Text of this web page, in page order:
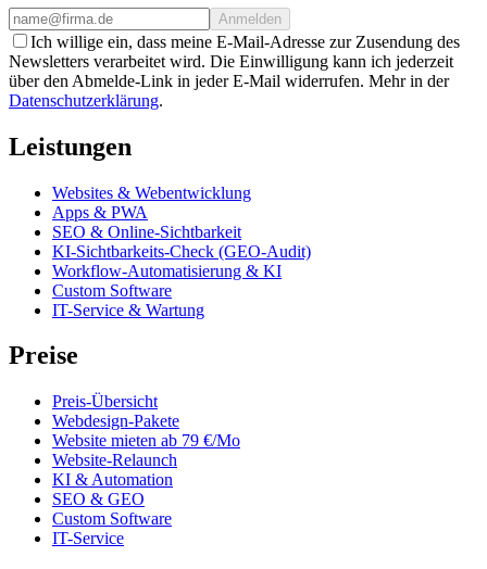
Anmelden
Ich willige ein, dass meine E-Mail-Adresse zur Zusendung des
Newsletters verarbeitet wird. Die Einwilligung kann ich jederzeit
über den Abmelde-Link in jeder E-Mail widerrufen. Mehr in der
Datenschutzerklärung.
Leistungen
Websites & Webentwicklung
Apps & PWA
SEO & Online-Sichtbarkeit
KI-Sichtbarkeits-Check (GEO-Audit)
Workflow-Automatisierung & KI
Custom Software
IT-Service & Wartung
Preise
Preis-Übersicht
Webdesign-Pakete
Website mieten ab 79 €/Mo
Website-Relaunch
KI & Automation
SEO & GEO
Custom Software
IT-Service